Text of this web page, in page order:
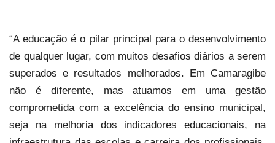
“A educação é o pilar principal para o desenvolvimento
de qualquer lugar, com muitos desafios diários a serem
superados e resultados melhorados. Em Camaragibe
não é diferente, mas atuamos em uma gestão
comprometida com a excelência do ensino municipal,
seja na melhoria dos indicadores educacionais, na